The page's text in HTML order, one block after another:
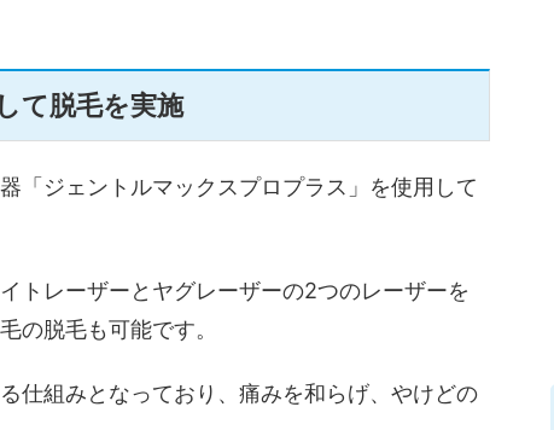
て脱毛を実施
「ジェントルマックスプロプラス」を使用して
トレーザーとヤグレーザーの2つのレーザーを
の脱毛も可能です。
仕組みとなっており、痛みを和らげ、やけどの